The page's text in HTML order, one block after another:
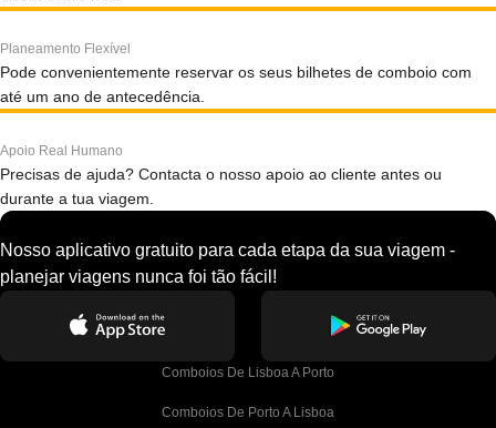
Planeamento Flexível
Pode convenientemente reservar os seus bilhetes de comboio com
até um ano de antecedência.
Apoio Real Humano
Precisas de ajuda? Contacta o nosso apoio ao cliente antes ou
durante a tua viagem.
Nosso aplicativo gratuito para cada etapa da sua viagem -
planejar viagens nunca foi tão fácil!
Comboios De Lisboa A Porto
Comboios De Porto A Lisboa